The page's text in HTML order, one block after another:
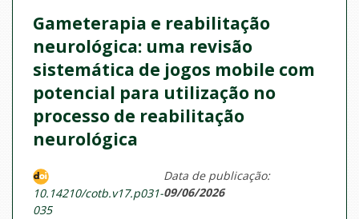
Gameterapia e reabilitação
neurológica: uma revisão
sistemática de jogos mobile com
potencial para utilização no
processo de reabilitação
neurológica
10.14210/cotb.v17.p031-
035
Data de publicação:
09/06/2026